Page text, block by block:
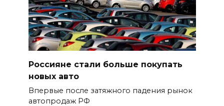
Россияне стали больше покупать
новых авто
Впервые после затяжного падения рынок
автопродаж РФ